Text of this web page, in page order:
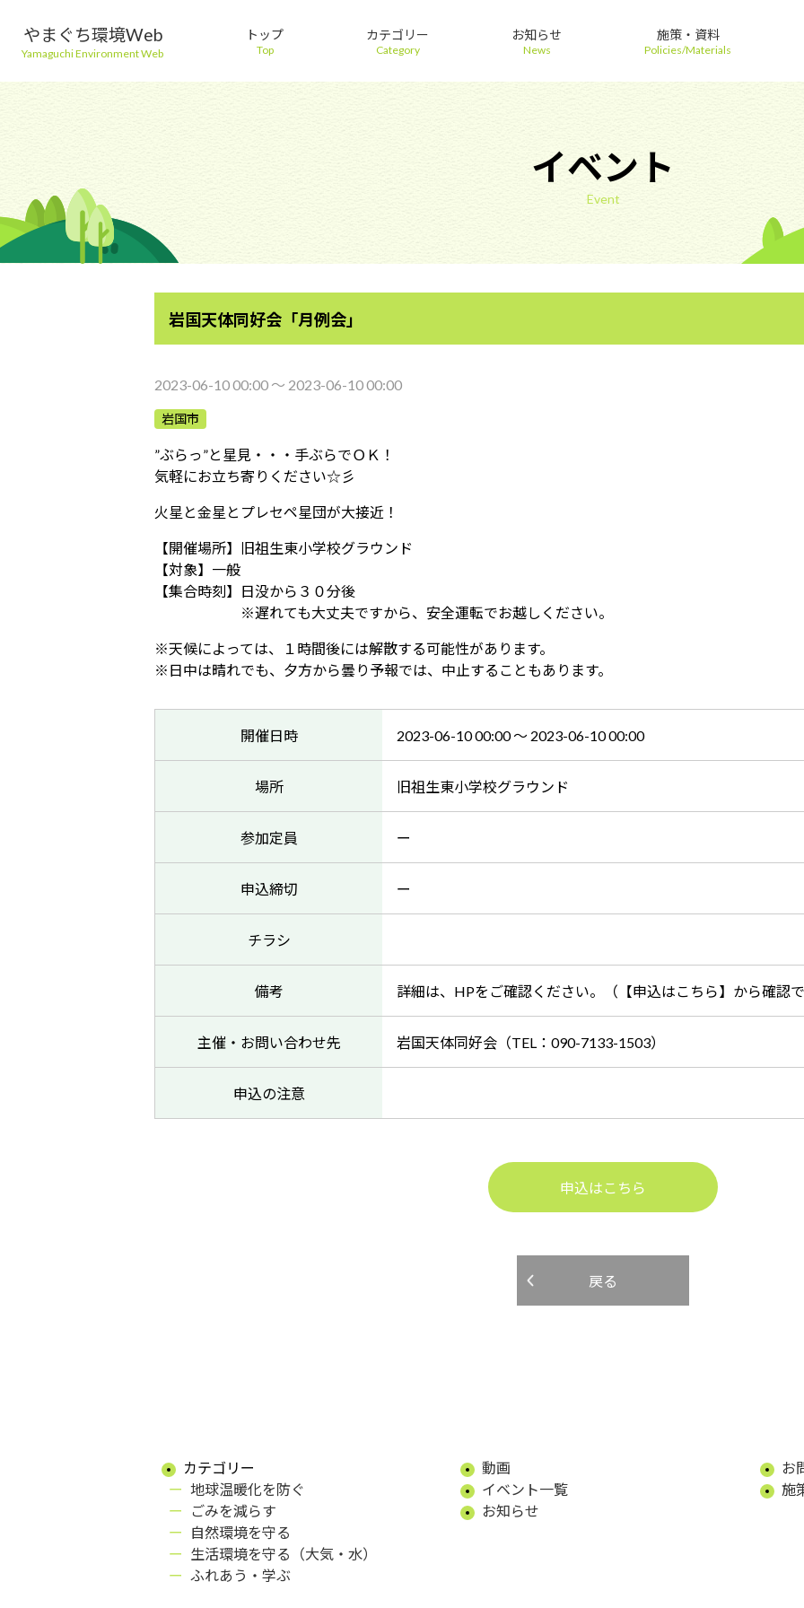
やまぐち環境Web
Yamaguchi Environment Web
トップ
Top
カテゴリー
Category
お知らせ
News
施策・資料
Policies/Materials
イベント
Event
岩国天体同好会「月例会」
2023-06-10 00:00 〜 2023-06-10 00:00
岩国市
”ぶらっ”と星見・・・手ぶらでＯＫ！
気軽にお立ち寄りください☆彡
火星と金星とプレセペ星団が大接近！
【開催場所】旧祖生東小学校グラウンド
【対象】一般
【集合時刻】日没から３０分後
※遅れても大丈夫ですから、安全運転でお越しください。
※天候によっては、１時間後には解散する可能性があります。
※日中は晴れでも、夕方から曇り予報では、中止することもあります。
開催日時 2023-06-10 00:00 〜 2023-06-10 00:00
場所 旧祖生東小学校グラウンド
参加定員 ー
申込締切 ー
チラシ
備考 詳細は、HPをご確認ください。（【申込はこちら】から確認で
主催・お問い合わせ先 岩国天体同好会（TEL：090-7133-1503）
申込の注意
申込はこちら
戻る
カテゴリー
地球温暖化を防ぐ
ごみを減らす
自然環境を守る
生活環境を守る（大気・水）
ふれあう・学ぶ
動画
イベント一覧
お知らせ
お
施